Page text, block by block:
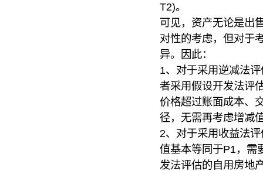
T2)。
可见，资产无论是出
对性的考虑，但对于
异。因此：
1、对于采用逆减法
者采用假设开发法评
价格超过账面成本、
径，无需再考虑增减
2、对于采用收益法
值基本等同于P1，需
发法评估的自用房地